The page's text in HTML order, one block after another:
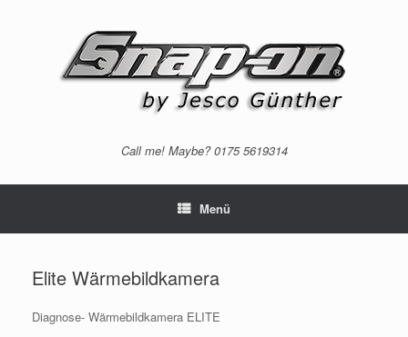
Call me! Maybe? 0175 5619314
Menü
Elite Wärmebildkamera
Diagnose- Wärmebildkamera ELITE